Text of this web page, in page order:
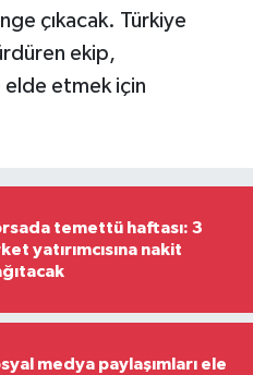
çıkacak. Türkiye
ekip,
etmek için
temettü haftası: 3
yatırımcısına nakit
medya paylaşımları ele